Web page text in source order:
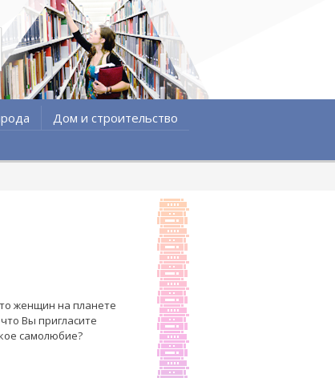
Дом и строительство
женщин на планете
Вы пригласите
самолюбие?